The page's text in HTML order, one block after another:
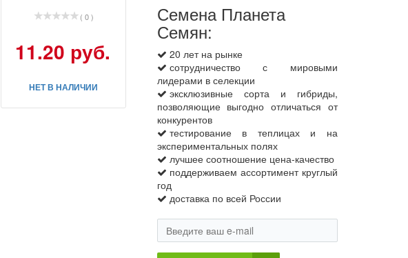
( 0 )
11.20 руб.
НЕТ В НАЛИЧИИ
Семена Планета
Семян:
20 лет на рынке
сотрудничество с мировыми
лидерами в селекции
эксклюзивные сорта и гибриды,
позволяющие выгодно отличаться от
конкурентов
тестирование в теплицах и на
экспериментальных полях
лучшее соотношение цена-качество
поддерживаем ассортимент круглый
год
доставка по всей России